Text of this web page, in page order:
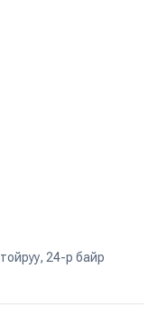
тойруу, 24-р байр